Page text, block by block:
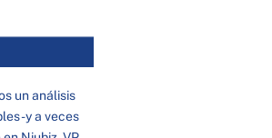
un análisis
-y a veces